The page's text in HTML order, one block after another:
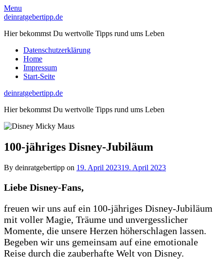
Skip
to
Menu
deinratgebertipp.de
Hier bekommst Du wertvolle Tipps rund ums Leben
Datenschutzerklärung
Home
Impressum
Start-Seite
deinratgebertipp.de
Hier bekommst Du wertvolle Tipps rund ums Leben
100-jähriges Disney-Jubiläum
By deinratgebertipp on 19. April 202319. April 2023
Liebe Disney-Fans,
freuen wir uns auf ein 100-jähriges Disney-Jubiläum
mit voller Magie, Träume und unvergesslicher
Momente, die unsere Herzen höherschlagen lassen.
Begeben wir uns gemeinsam auf eine emotionale
Reise durch die zauberhafte Welt von Disney.